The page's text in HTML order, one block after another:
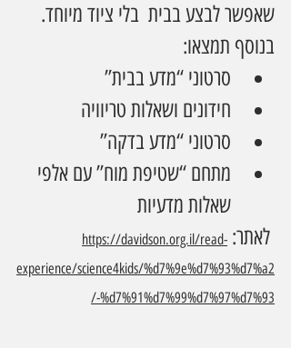
שאפשר לבצע בבית  בלי ציוד מיוחד.
בנוסף תמצאו:
סרטוני “מדע בבית”
חידונים ושאלות טריוויה
סרטוני “מדע בדקה”
מתחם “שטיפת מוח” עם אלפי
שאלות מדעיות
https://davidson.org.il/read-
experience/science4kids/%d7%9e%d7%93%d7%a2
-%d7%91%d7%99%d7%97%d7%93/